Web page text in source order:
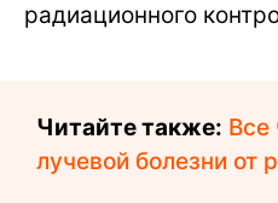
радиационного
Читайте также: Все
лучевой болезни от